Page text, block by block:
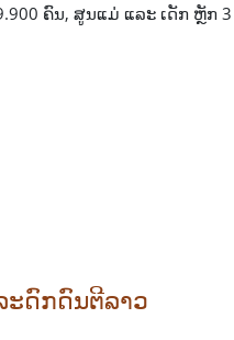
ຄົນ, ສູນແມ່ ແລະ ເດັກ ຫຼັກ
ະດົກດົນຕີລາວ